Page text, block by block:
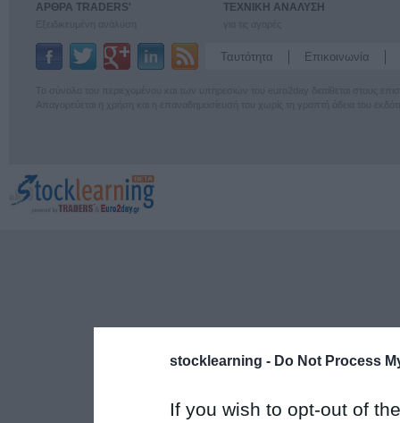
stocklearning - Do Not Process
If you wish to opt-out of
ΑΡΘΡΑ TRADERS' ΤΕΧΝΙΚΗ ΑΝΑΛΥΣΗ
Ταυτότητα Επικοινωνία